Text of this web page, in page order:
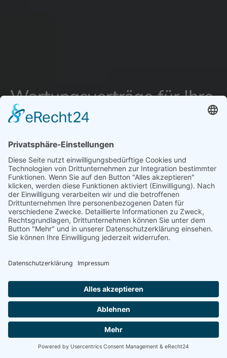
Wartungsverträge für Ihre
Photovoltaik Anlage in
Ellwangen - Energetische
Sanierung Bayern
Vom Basisschutz bis hin zur Live-
Überwachung
Willkommen bei Energetische Sanierung Bayern!
Schützen und optimieren Sie Ihre Photovoltaikanlage
mit unseren maßgeschneiderten Wartungsverträgen.
Wir bieten Ihnen drei unterschiedliche Wartungspakete,
der grundlegenden Sicherheit bis hin zur umfassenden
100% kostenloses Erstgespräch